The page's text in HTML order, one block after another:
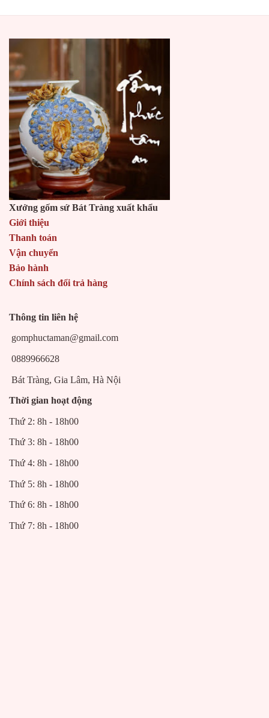
Xưởng gốm sứ Bát Tràng xuất khẩu
Giới thiệu
Thanh toán
Vận chuyển
Bảo hành
Chính sách đổi trả hàng
Thông tin liên hệ
gomphuctaman@gmail.com
0889966628
Bát Tràng, Gia Lâm, Hà Nội
Thời gian hoạt động
Thứ 2: 8h - 18h00
Thứ 3: 8h - 18h00
Thứ 4: 8h - 18h00
Thứ 5: 8h - 18h00
Thứ 6: 8h - 18h00
Thứ 7: 8h - 18h00